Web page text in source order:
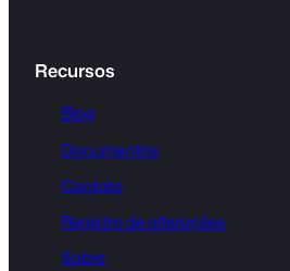
Recursos
Blog
Documentos
Contato
Registro de alterações
Sobre